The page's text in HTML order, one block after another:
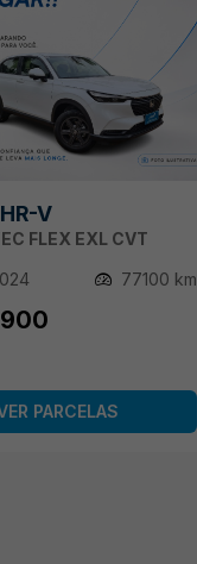
V
FLEX EXL CVT
77100 km
PARCELAS